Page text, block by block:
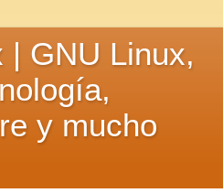
| GNU Linux,
y mucho